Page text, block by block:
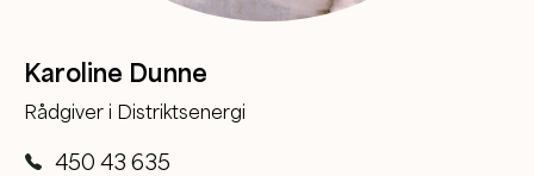
Karoline Dunne
Rådgiver i Distriktsenergi
450 43 635